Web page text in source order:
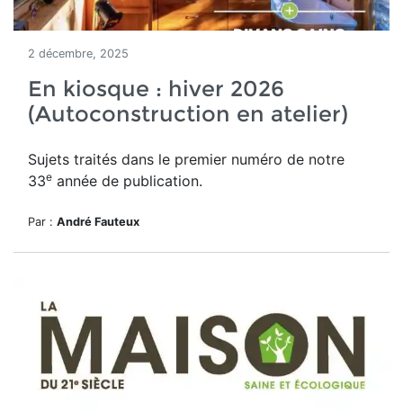
2 décembre, 2025
En kiosque : hiver 2026
(Autoconstruction en atelier)
Sujets traités dans le premier numéro de notre
33e année de publication.
Par : André Fauteux